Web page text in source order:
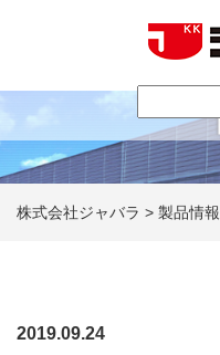
株式会社ジャバラ > 製品情報
2019.09.24